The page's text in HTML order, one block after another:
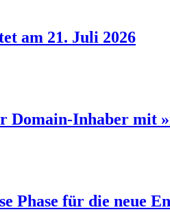
am 21. Juli 2026
Domain-Inhaber mit
Phase für die neue